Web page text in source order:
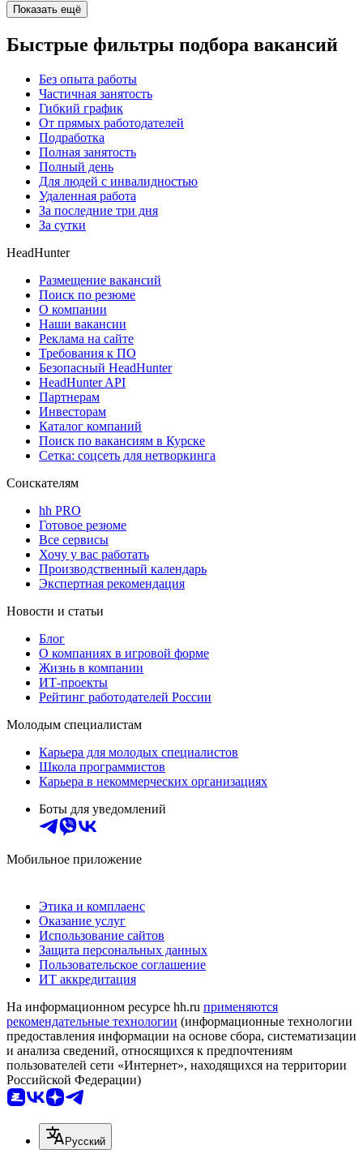
Показать ещё
Быстрые фильтры подбора вакансий
Без опыта работы
Частичная занятость
Гибкий график
От прямых работодателей
Подработка
Полная занятость
Полный день
Для людей с инвалидностью
Удаленная работа
За последние три дня
За сутки
HeadHunter
Размещение вакансий
Поиск по резюме
О компании
Наши вакансии
Реклама на сайте
Требования к ПО
Безопасный HeadHunter
HeadHunter API
Партнерам
Инвесторам
Каталог компаний
Поиск по вакансиям в Курске
Сетка: соцсеть для нетворкинга
Соискателям
hh PRO
Готовое резюме
Все сервисы
Хочу у вас работать
Производственный календарь
Экспертная рекомендация
Новости и статьи
Блог
О компаниях в игровой форме
Жизнь в компании
ИТ-проекты
Рейтинг работодателей России
Молодым специалистам
Карьера для молодых специалистов
Школа программистов
Карьера в некоммерческих организациях
Боты для уведомлений
Мобильное приложение
Этика и комплаенс
Оказание услуг
Использование сайтов
Защита персональных данных
Пользовательское соглашение
ИТ аккредитация
На информационном ресурсе hh.ru применяются
рекомендательные технологии (информационные технологии
предоставления информации на основе сбора, систематизации
и анализа сведений, относящихся к предпочтениям
пользователей сети «Интернет», находящихся на территории
Российской Федерации)
Русский